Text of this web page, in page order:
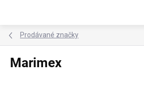
Prodávané značky
Marimex